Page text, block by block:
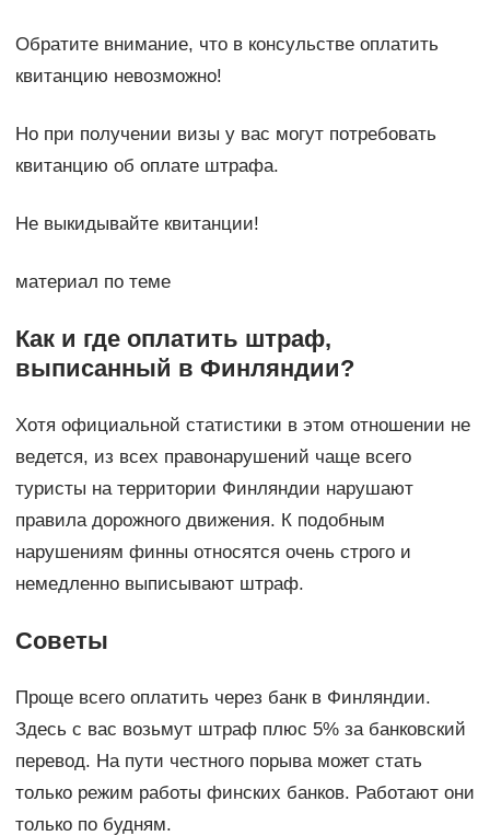
Обратите внимание, что в консульстве оплатить
квитанцию невозможно!
Но при получении визы у вас могут потребовать
квитанцию об оплате штрафа.
Не выкидывайте квитанции!
материал по теме
Как и где оплатить штраф,
выписанный в Финляндии?
Хотя официальной статистики в этом отношении не
ведется, из всех правонарушений чаще всего
туристы на территории Финляндии нарушают
правила дорожного движения. К подобным
нарушениям финны относятся очень строго и
немедленно выписывают штраф.
Советы
Проще всего оплатить через банк в Финляндии.
Здесь с вас возьмут штраф плюс 5% за банковский
перевод. На пути честного порыва может стать
только режим работы финских банков. Работают они
только по будням.